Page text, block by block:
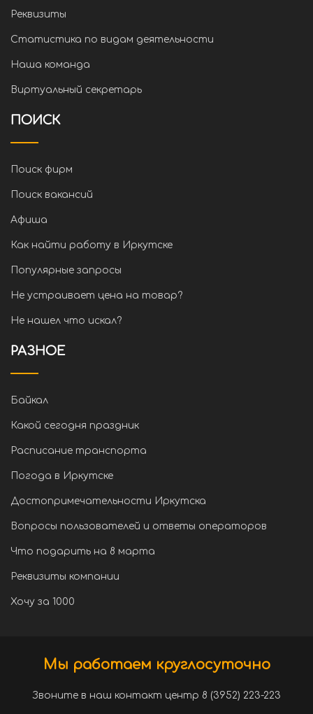
Реквизиты
Статистика по видам деятельности
Наша команда
Виртуальный секретарь
ПОИСК
Поиск фирм
Поиск вакансий
Афиша
Как найти работу в Иркутске
Популярные запросы
Не устраивает цена на товар?
Не нашел что искал?
РАЗНОЕ
Байкал
Какой сегодня праздник
Расписание транспорта
Погода в Иркутске
Достопримечательности Иркутска
Вопросы пользователей и ответы операторов
Что подарить на 8 марта
Реквизиты компании
Хочу за 1000
Мы работаем круглосуточно
Звоните в наш контакт центр 8 (3952) 223-223